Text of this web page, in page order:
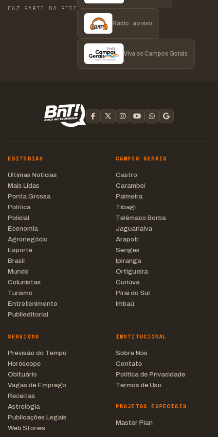
FAZ PARTE DA REDE
Rádio · ao vivo
Viva os Campos Gerais
EDITORIAS
Últimas Notícias
Mais Lidas
Ponta Grossa
Política
Policial
Economia
Agronegócio
Esporte
Brasil
Mundo
Colunistas
Turismo
Entretenimento
Publieditorial
CAMPOS GERAIS
Castro
Carambeí
Palmeira
Tibagi
Telêmaco Borba
Jaguariaíva
Arapoti
Sengés
Ipiranga
Ortigueira
Curiúva
Piraí do Sul
Imbaú
SERVIÇOS
Previsão do Tempo
Horóscopo
Obituário
Vagas de Emprego
Receitas
Astrologia
Publicações Legais
Web Stories
INSTITUCIONAL
Sobre Nós
Contato
Política de Privacidade
Termos de Uso
PROJETOS ESPECIAIS
Master Plan